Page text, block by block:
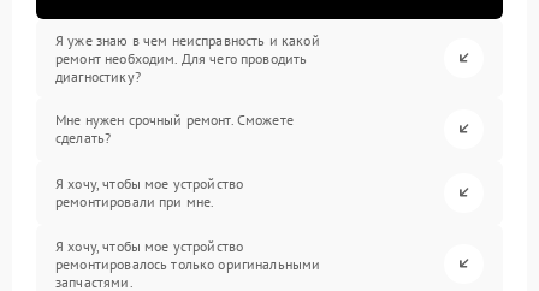
Я уже знаю в чем неисправность и какой
ремонт необходим. Для чего проводить
диагностику?
Мне нужен срочный ремонт. Сможете
сделать?
Я хочу, чтобы мое устройство
ремонтировали при мне.
Я хочу, чтобы мое устройство
ремонтировалось только оригинальными
запчастями.